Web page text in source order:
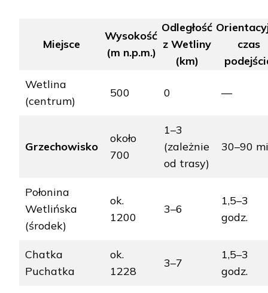
Miejsce
Wysokość
(m n.p.m.)
Odległość
z Wetliny
(km)
czas
Wetlina
(centrum)
500 0 —
Grzechowisko
około
700
1–3
(zależnie
od trasy)
30–90
Połonina
Wetlińska
(środek)
ok.
1200
3–6
1,5–3
godz.
Chatka
Puchatka
ok.
1228
3–7
1,5–3
godz.